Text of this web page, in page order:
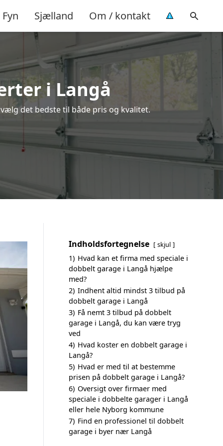
Fyn Sjælland Om / kontakt
i Langå
det bedste til både pris og kvalitet.
Indholdsfortegnelse skjul
1) Hvad kan et firma med speciale i
dobbelt garage i Langå hjælpe
med?
2) Indhent altid mindst 3 tilbud på
dobbelt garage i Langå
3) Få nemt 3 tilbud på dobbelt
garage i Langå, du kan være tryg
ved
4) Hvad koster en dobbelt garage i
Langå?
5) Hvad er med til at bestemme
prisen på dobbelt garage i Langå?
6) Oversigt over firmaer med
speciale i dobbelte garager i Langå
eller hele Nyborg kommune
7) Find en professionel til dobbelt
garage i byer nær Langå